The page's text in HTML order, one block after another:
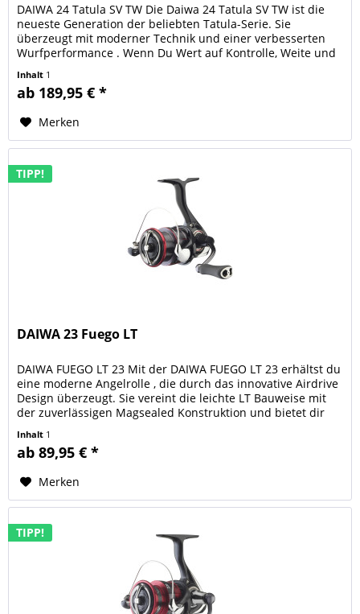
DAIWA 24 Tatula SV TW Die Daiwa 24 Tatula SV TW ist die
neueste Generation der beliebten Tatula-Serie. Sie
überzeugt mit moderner Technik und einer verbesserten
Wurfperformance . Wenn Du Wert auf Kontrolle, Weite und
Inhalt 1
ab 189,95 € *
Merken
TIPP!
DAIWA 23 Fuego LT
DAIWA FUEGO LT 23 Mit der DAIWA FUEGO LT 23 erhältst du
eine moderne Angelrolle , die durch das innovative Airdrive
Design überzeugt. Sie vereint die leichte LT Bauweise mit
der zuverlässigen Magsealed Konstruktion und bietet dir
Inhalt 1
ab 89,95 € *
Merken
TIPP!